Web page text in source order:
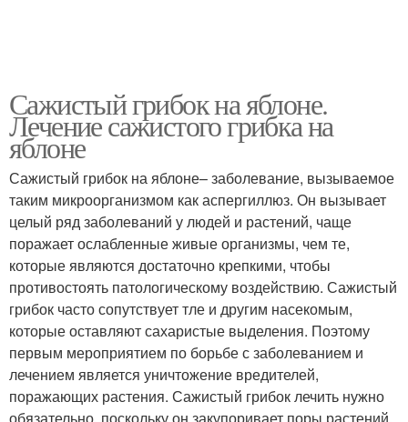
Сажистый грибок на яблоне.
Лечение сажистого грибка на
яблоне
Сажистый грибок на яблоне– заболевание, вызываемое
таким микроорганизмом как аспергиллюз. Он вызывает
целый ряд заболеваний у людей и растений, чаще
поражает ослабленные живые организмы, чем те,
которые являются достаточно крепкими, чтобы
противостоять патологическому воздействию. Сажистый
грибок часто сопутствует тле и другим насекомым,
которые оставляют сахаристые выделения. Поэтому
первым мероприятием по борьбе с заболеванием и
лечением является уничтожение вредителей,
поражающих растения. Сажистый грибок лечить нужно